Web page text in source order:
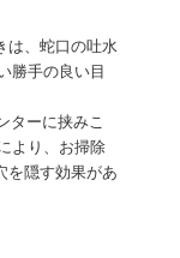
は、蛇口の吐水
勝手の良い目
ターに挟みこ
より、お掃除
を隠す効果があ